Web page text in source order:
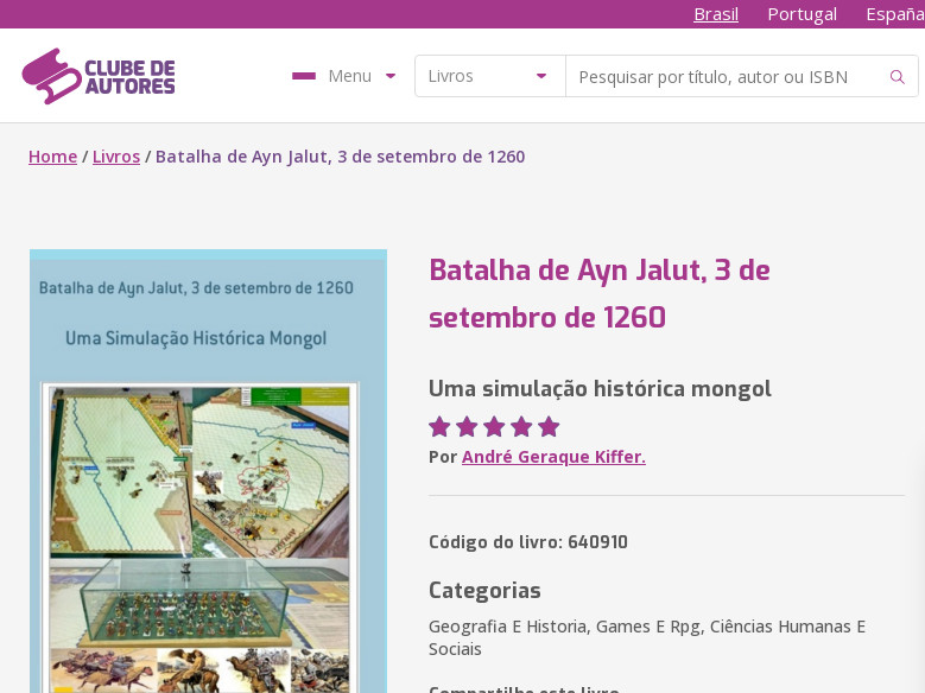
Brasil Portugal España
Menu
Home / Livros / Batalha de Ayn Jalut, 3 de setembro de 1260
Batalha de Ayn Jalut, 3 de
setembro de 1260
Uma simulação histórica mongol
Por André Geraque Kiffer.
Código do livro: 640910
Categorias
Geografia E Historia, Games E Rpg, Ciências Humanas E
Sociais